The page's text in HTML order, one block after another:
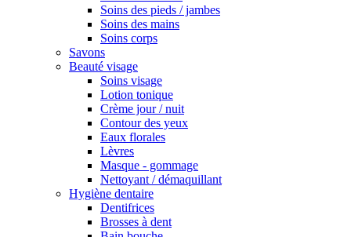
Soins des pieds / jambes
Soins des mains
Soins corps
Savons
Beauté visage
Soins visage
Lotion tonique
Crème jour / nuit
Contour des yeux
Eaux florales
Lèvres
Masque - gommage
Nettoyant / démaquillant
Hygiène dentaire
Dentifrices
Brosses à dent